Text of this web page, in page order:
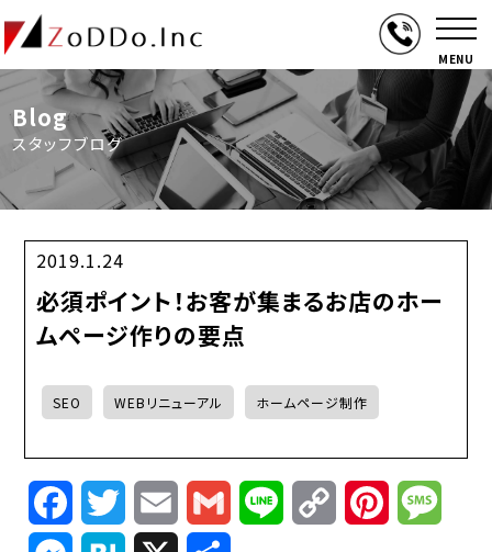
MENU
Blog
スタッフブログ
2019.1.24
必須ポイント！お客が集まるお店のホー
ムページ作りの要点
SEO WEBリニューアル ホームページ制作
FacebookTwitterEmail Gmail Line
Copy
Link
Pinterest